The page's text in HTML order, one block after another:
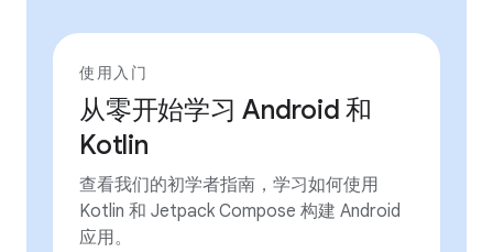
使用入门
从零开始学习 Android 和
Kotlin
查看我们的初学者指南，学习如何使用
Kotlin 和 Jetpack Compose 构建 Android
应用。